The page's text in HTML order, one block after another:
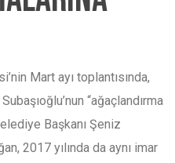
Mart ayı toplantısında,
“ağaçlandırma
Başkanı Şeniz
2017 yılında da aynı imar